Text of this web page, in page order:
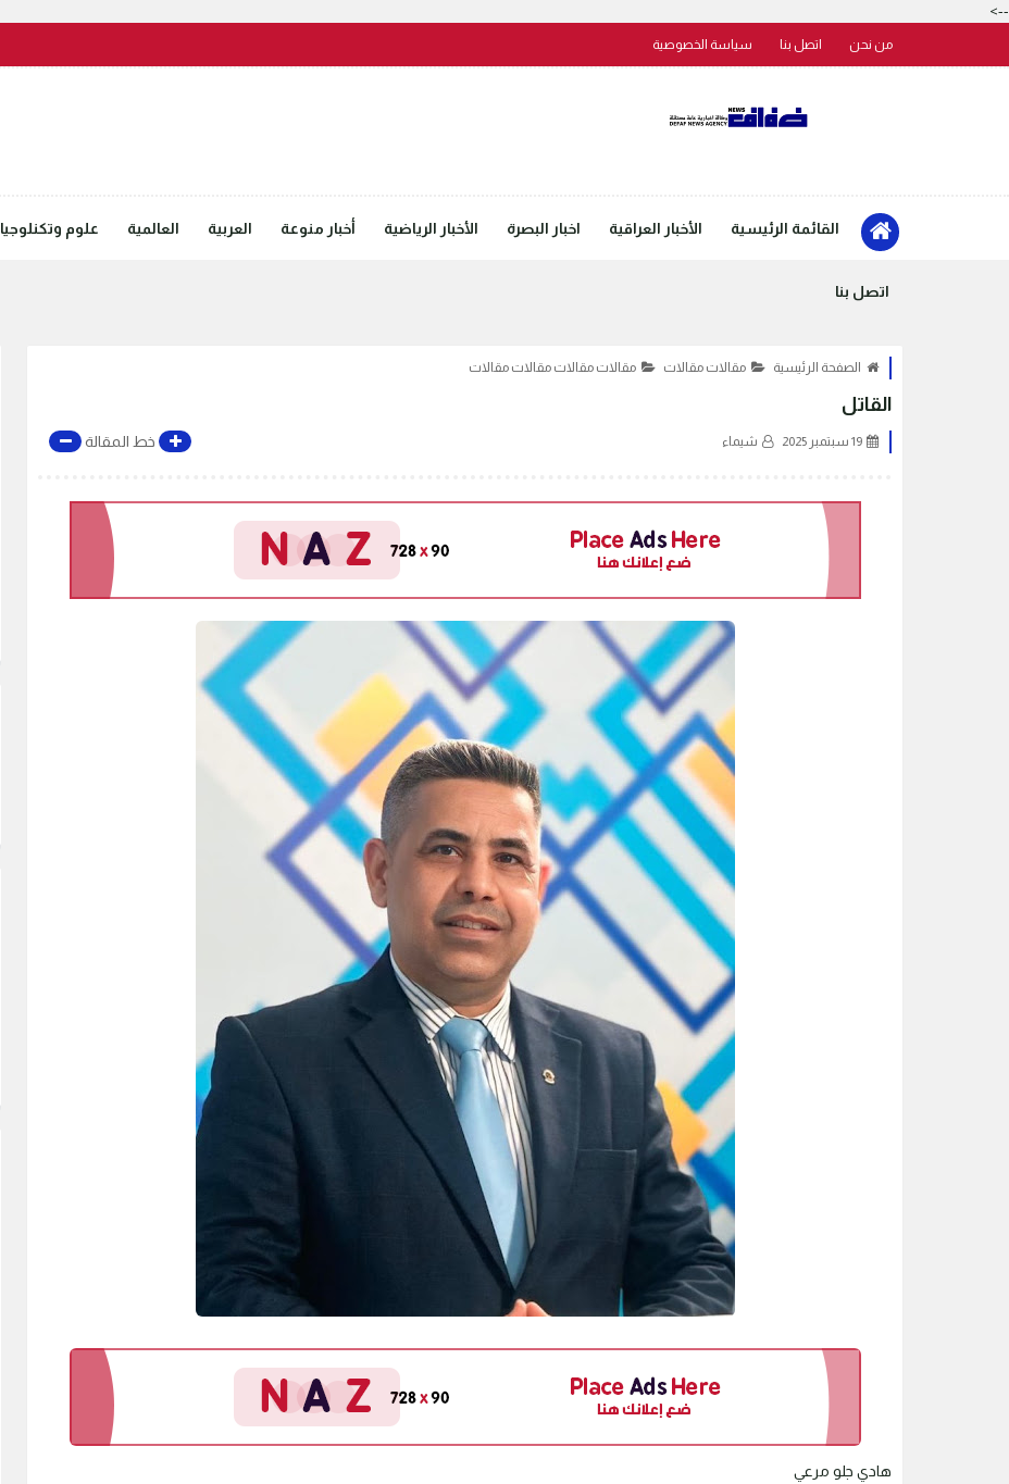
-->
من نحن اتصل بنا سياسة الخصوصية
القائمة الرئيسية الأخبار العراقية اخبار البصرة الأخبار الرياضية أخبار منوعة العربية العالمية علوم وتكنلوجيا
اتصل بنا
الصفحة الرئيسية مقالات مقالات مقالات مقالات مقالات مقالات
القاتل
19 سبتمبر 2025 شيماء خط المقالة
هادي جلو مرعي